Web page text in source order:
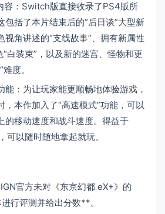
容：Switch版直接收录了PS4版所
包括了本片结束后的“后日谈”大型新
视角讲述的“支线故事”、拥有新属性
“白装束”，以及新的迷宫、怪物和更
度。
能：为让玩家能更顺畅地体验游戏，
，本作加入了“高速模式”功能，可以
的移动速度和战斗速度。得益于
可以随时随地拿起就玩。
官方未对《东京幻都 eX+》的
行评测并给出分数**。